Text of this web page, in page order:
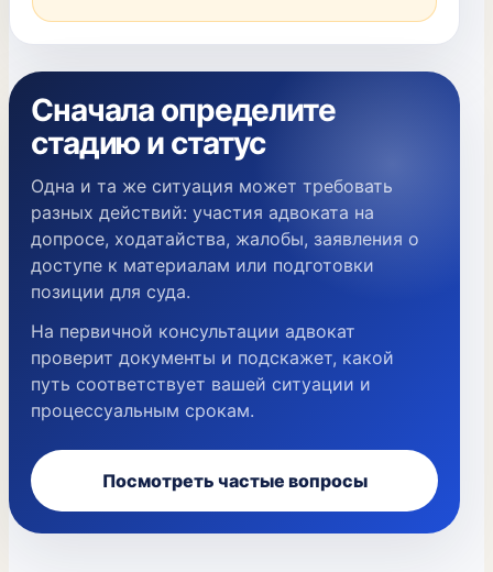
Сначала определите
стадию и статус
Одна и та же ситуация может требовать
разных действий: участия адвоката на
допросе, ходатайства, жалобы, заявления о
доступе к материалам или подготовки
позиции для суда.
На первичной консультации адвокат
проверит документы и подскажет, какой
путь соответствует вашей ситуации и
процессуальным срокам.
Посмотреть частые вопросы